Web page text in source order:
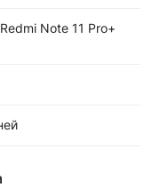
Note 11 Pro+